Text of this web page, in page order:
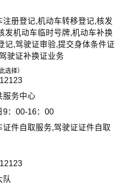
注册登记,机动车转移登记,核发
发机动车临时号牌,机动车补换
记,驾驶证审验,提交身体条件证
驶证补换证业务
选择）
服务中心
9：00-16：00
证件自取服务,驾驶证证件自取
队